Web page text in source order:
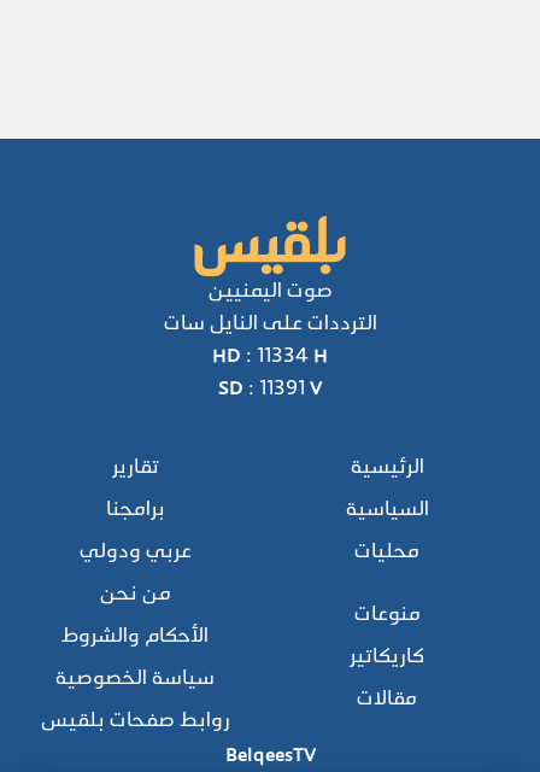
صوت اليمنيين
الترددات على النايل سات
HD : 11334 H
SD : 11391 V
الرئيسية
السياسية
محليات
تقارير
برامجنا
عربي ودولي
منوعات
كاريكاتير
مقالات
من نحن
الأحكام والشروط
سياسة الخصوصية
روابط صفحات بلقيس
BelqeesTV